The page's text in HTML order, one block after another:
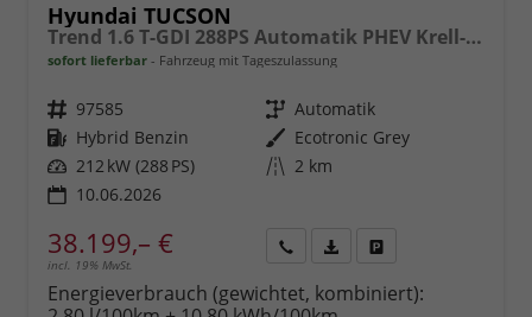
Hyundai TUCSON
Trend 1.6 T-GDI 288PS Automatik PHEV Krell-Sound Teill-Leder elektr. Heckklappe ACC Klimaautomatik Sitzheizung Lenkrandheizung Navi PDC v+h Rückf.Kamera Apple CarPlay + Android Auto 2xKeyless 19-LM vollelektr. Reichweite 68KM
sofort lieferbar Fahrzeug mit Tageszulassung
Fahrzeugnr. 97585 Getriebe Automatik
Kraftstoff Hybrid Benzin Außenfarbe Ecotronic Grey
Leistung 212 kW (288 PS) Kilometerstand 2 km
10.06.2026
38.199,– €
incl. 19% MwSt.
anfordernDatei,
Fahrzeugexposé
drucken,
parken
Energieverbrauch (gewichtet, kombiniert):